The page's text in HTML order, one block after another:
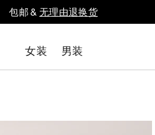
包邮 &无理由退换货
女装 男装